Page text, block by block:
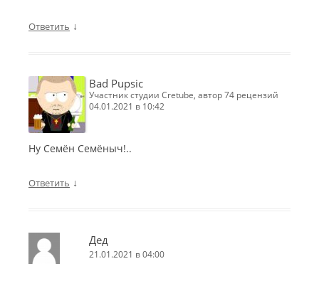
Ответить ↓
Bad Pupsic
участник студии Cretube, автор 74 рецензий
04.01.2021 в 10:42
Ну Семён Семёныч!..
Ответить ↓
Дед
21.01.2021 в 04:00